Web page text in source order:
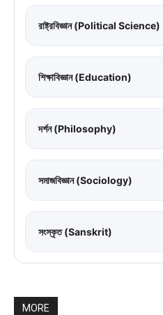
রাষ্ট্রবিজ্ঞান (Political Science)
শিক্ষাবিজ্ঞান (Education)
দর্শন (Philosophy)
সমাজবিজ্ঞান (Sociology)
সংস্কৃত (Sanskrit)
MORE